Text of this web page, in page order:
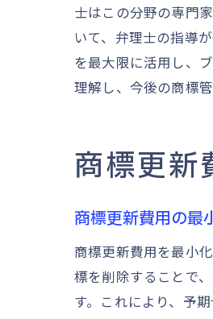
士はこの分野の専門
いて、弁理士の指導
を最大限に活用し、
理解し、今後の商標
商標更新
商標更新費用の最
商標更新費用を最小
標を削除することで
す。これにより、予